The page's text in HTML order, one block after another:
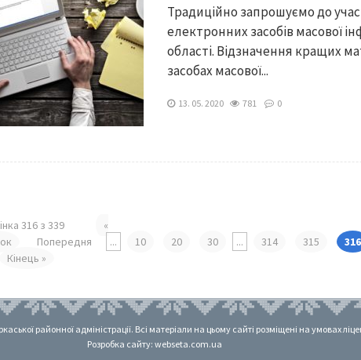
Традиційно запрошуємо до
електронних засобів масової
області. Відзначення кращих
засобах масової...
13. 05. 2020 781 0
316 з 339
«
Попередня ... 10 20 30 ... 314 315 316
Кінець »
районної адміністрації. Всі матеріали на цьому сайті розміщені на умовах
Розробка сайту: webseta.com.ua